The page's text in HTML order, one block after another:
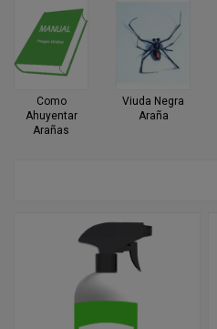
Como
Ahuyentar
Arañas
Viuda Negra
Araña